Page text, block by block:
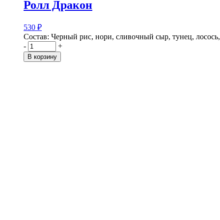
Ролл Дракон
530 ₽
Состав: Черный рис, нори, сливочный сыр, тунец,
-
+
В корзину